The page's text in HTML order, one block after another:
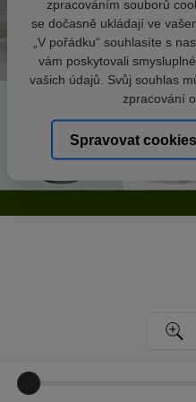
zpracováním souborů
se dočasně ukládají ve
„V pořádku“ souhlasíte s
vám poskytovali
vašich údajů. Svůj souhlas
zpracování
Spravovat cookies